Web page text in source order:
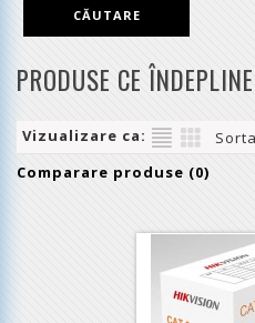
PRODUSE CE
Vizualizare ca:
Comparare produse (0)